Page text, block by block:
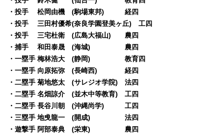
・投手 松岡由機 (駒場東邦) 経四
・投手 三田村優希(奈良学園登美ヶ丘) 工四
・投手 三宅杜衛 (広島大福山) 農四
・捕手 和田泰晟 (海城) 農四
・一塁手 梅林浩大 (静岡) 教育四
・一塁手 向原拓弥 (長崎西) 経四
・二塁手 菊地悠太 (サレジオ学院) 法四
・二塁手 名畑諒介 (並木中等教育) 工四
・二塁手 長谷川朝 (沖縄尚学) 工四
・三塁手 地曵龍一 (開成) 法四
・遊撃手 阿部泰典 (栄東) 農四